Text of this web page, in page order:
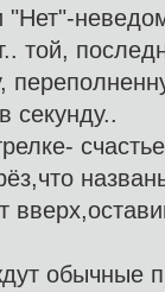
той,
секунду..
обычные